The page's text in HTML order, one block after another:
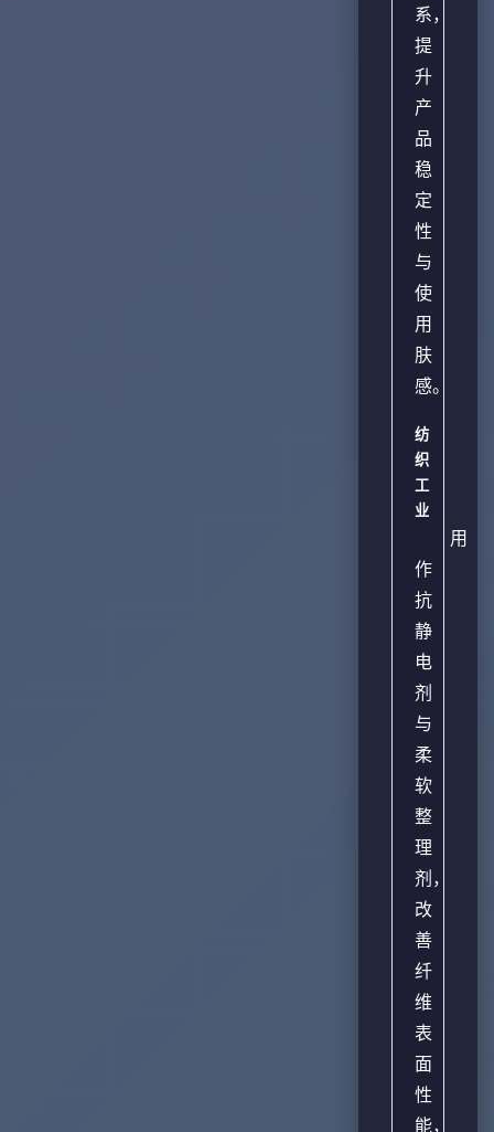
系，
提
升
产
品
稳
定
性
与
使
用
肤
感。
纺
织
工
业
用
作
抗
静
电
剂
与
柔
软
整
理
剂，
改
善
纤
维
表
面
性
能，